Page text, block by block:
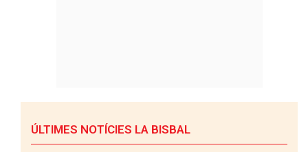
ÚLTIMES NOTÍCIES LA BISBAL